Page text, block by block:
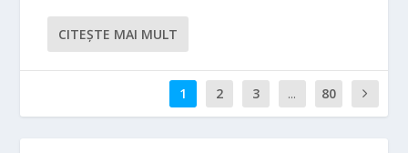
CITEŞTE MAI MULT
1 2 3 ... 80